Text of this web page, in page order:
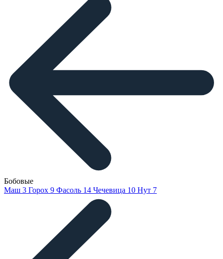
Бобовые
Маш 3 Горох 9 Фасоль 14 Чечевица 10 Нут 7